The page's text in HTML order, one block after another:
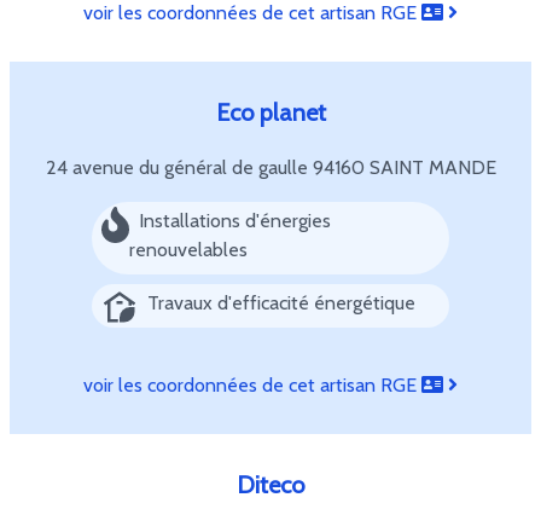
voir les coordonnées de cet artisan RGE
Eco planet
24 avenue du général de gaulle 94160 SAINT MANDE
Installations d'énergies
renouvelables
Travaux d'efficacité énergétique
voir les coordonnées de cet artisan RGE
Diteco